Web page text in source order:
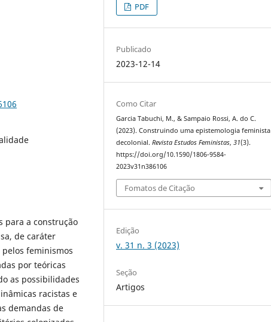
para a construção
de caráter
feminismos
por teóricas
as possibilidades
racistas e
demandas de
PDF
Publicado
2023-12-14
Como Citar
Garcia Tabuchi, M., & Sampaio Rossi, A. do C.
(2023). Construindo uma epistemologia feminista
decolonial.Revista Estudos Feministas,31(3).
https://doi.org/10.1590/1806-9584-
2023v31n386106
Fomatos de Citação
Edição
v. 31 n. 3 (2023)
Seção
Artigos